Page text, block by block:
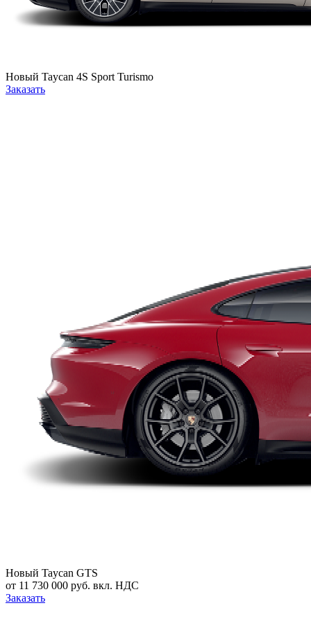
Новый Taycan 4S Sport Turismo
Заказать
Новый Taycan GTS
от 11 730 000 руб. вкл. НДС
Заказать